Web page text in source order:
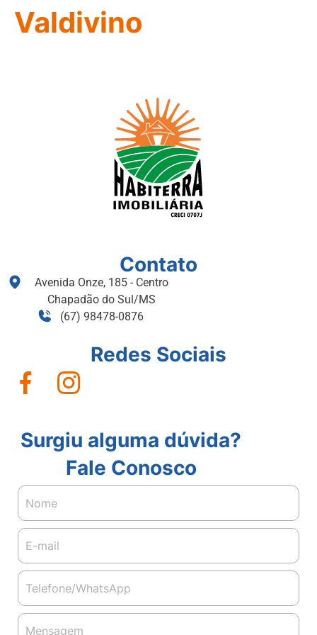
Valdivino
Contato
Avenida Onze, 185 - Centro
Chapadão do Sul/MS
(67) 98478-0876
Redes Sociais
Surgiu alguma dúvida?
Fale Conosco